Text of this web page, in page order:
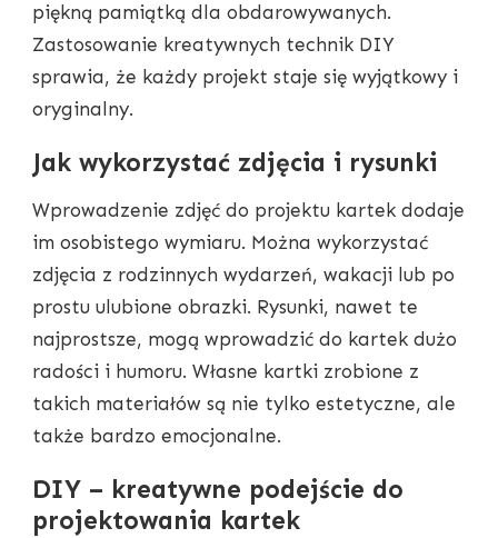
piękną pamiątką dla obdarowywanych.
Zastosowanie kreatywnych technik DIY
sprawia, że każdy projekt staje się wyjątkowy i
oryginalny.
Jak wykorzystać zdjęcia i rysunki
Wprowadzenie zdjęć do projektu kartek dodaje
im osobistego wymiaru. Można wykorzystać
zdjęcia z rodzinnych wydarzeń, wakacji lub po
prostu ulubione obrazki. Rysunki, nawet te
najprostsze, mogą wprowadzić do kartek dużo
radości i humoru. Własne kartki zrobione z
takich materiałów są nie tylko estetyczne, ale
także bardzo emocjonalne.
DIY – kreatywne podejście do
projektowania kartek